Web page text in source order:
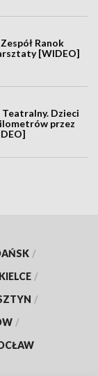
Ranok
[WIDEO]
Teatralny. Dzieci
przez
/
KIELCE /
/
/